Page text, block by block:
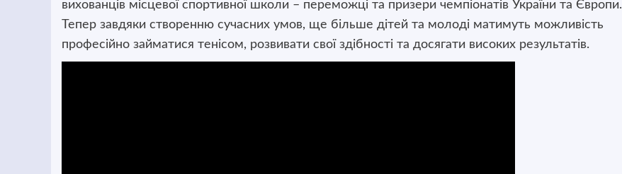
вихованців місцевої спортивної школи – переможці та призери чемпіонатів України та Європи.
Тепер завдяки створенню сучасних умов, ще більше дітей та молоді матимуть можливість
професійно займатися тенісом, розвивати свої здібності та досягати високих результатів.